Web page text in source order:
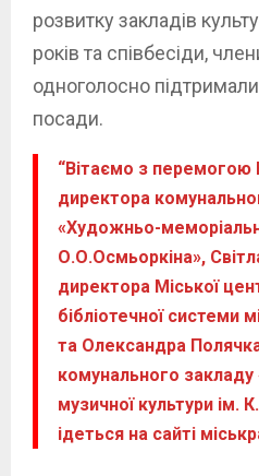
розвитку закладів
років та співбесіди,
одноголосно підтримали
посади.
“Вітаємо з перемогою
директора
«Художньо-
О.О.Осмьоркіна»,
директора Міської
бібліотечної системи
та Олександра
комунального
музичної культури ім.
ідеться на сайті